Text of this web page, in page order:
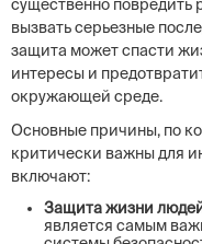
существенно повредить
вызвать серьезные
защита может спасти
интересы и
окружающей среде.
Основные причины, по
критически важны для
включают:
Защита жизни
является самым